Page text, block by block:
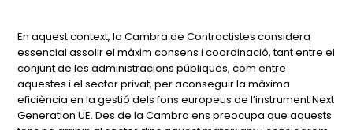
En aquest context, la Cambra de Contractistes considera
essencial assolir el màxim consens i coordinació, tant entre el
conjunt de les administracions públiques, com entre
aquestes i el sector privat, per aconseguir la màxima
eficiència en la gestió dels fons europeus de l’instrument Next
Generation UE. Des de la Cambra ens preocupa que aquests